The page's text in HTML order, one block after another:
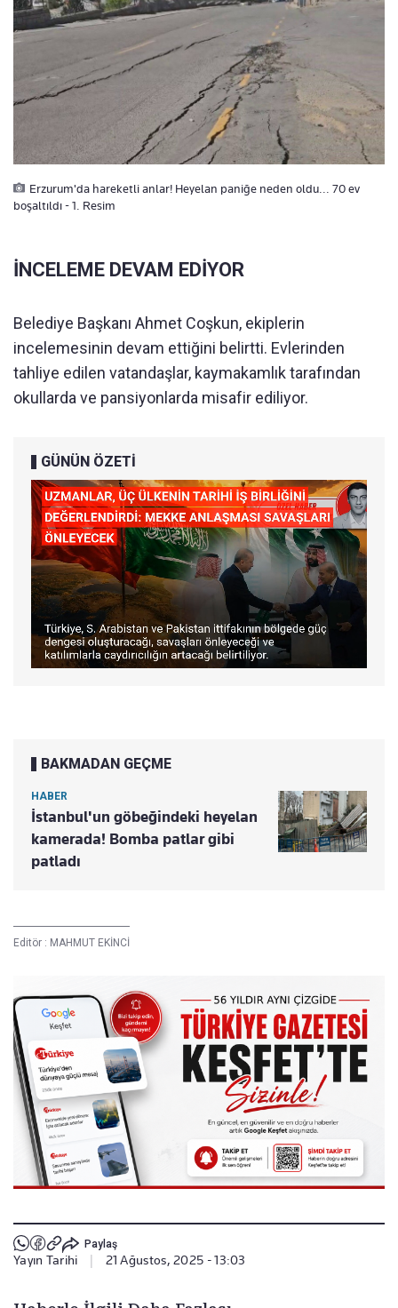
Erzurum'da hareketli anlar! Heyelan paniğe neden oldu... 70 ev
boşaltıldı - 1. Resim
İNCELEME DEVAM EDİYOR
Belediye Başkanı Ahmet Coşkun, ekiplerin
incelemesinin devam ettiğini belirtti. Evlerinden
tahliye edilen vatandaşlar, kaymakamlık tarafından
okullarda ve pansiyonlarda misafir ediliyor.
GÜNÜN ÖZETİ
BAKMADAN GEÇME
HABER
İstanbul'un göbeğindeki heyelan
kamerada! Bomba patlar gibi
patladı
Editör : MAHMUT EKİNCİ
Paylaş
Yayın Tarihi 21 Ağustos, 2025 - 13:03